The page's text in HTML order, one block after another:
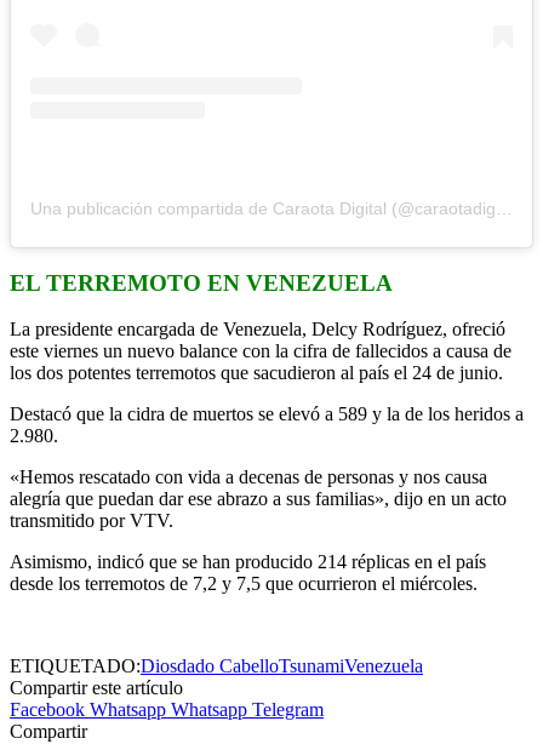
EL TERREMOTO EN VENEZUELA
La presidente encargada de Venezuela, Delcy Rodríguez, ofreció
este viernes un nuevo balance con la cifra de fallecidos a causa de
los dos potentes terremotos que sacudieron al país el 24 de junio.
Destacó que la cidra de muertos se elevó a 589 y la de los heridos a
2.980.
«Hemos rescatado con vida a decenas de personas y nos causa
alegría que puedan dar ese abrazo a sus familias», dijo en un acto
transmitido por VTV.
Asimismo, indicó que se han producido 214 réplicas en el país
desde los terremotos de 7,2 y 7,5 que ocurrieron el miércoles.
ETIQUETADO:Diosdado CabelloTsunamiVenezuela
Compartir este artículo
Facebook Whatsapp Whatsapp Telegram
Compartir